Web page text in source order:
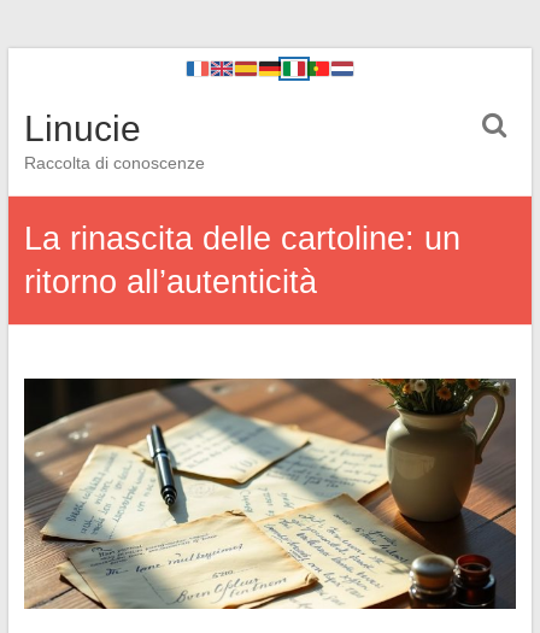
Linucie
Raccolta di conoscenze
La rinascita delle cartoline: un
ritorno all’autenticità